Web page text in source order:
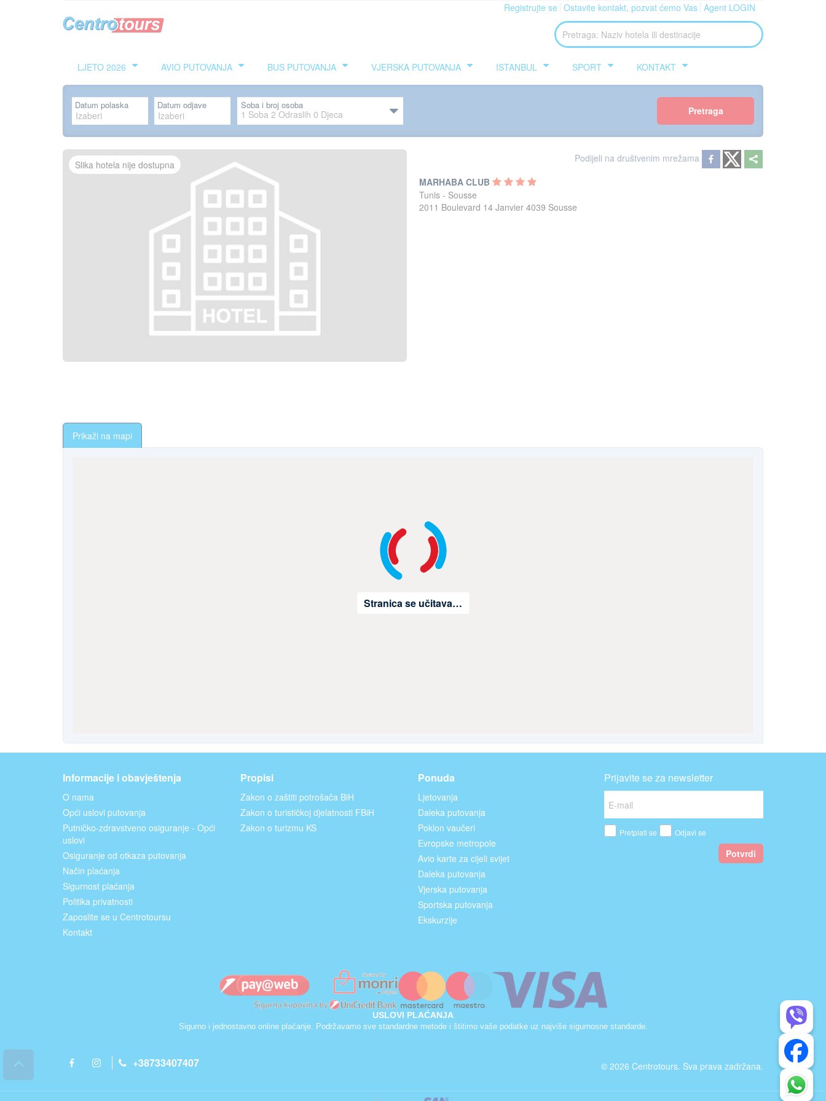
Registrujte se Ostavite kontakt, pozvat ćemo Vas Agent LOGIN
LJETO 2026 AVIO PUTOVANJA BUS PUTOVANJA VJERSKA PUTOVANJA ISTANBUL SPORT KONTAKT
Datum polaska Datum odjave Soba i broj osoba
1 Soba 2 Odraslih 0 Djeca Pretraga
Slika hotela nije dostupna
Podijeli na društvenim mrežama
MARHABA CLUB
Tunis - Sousse
2011 Boulevard 14 Janvier 4039 Sousse
Prikaži na mapi
Prijavite se za newsletter
Pretplati se Odjavi se
Potvrdi
Informacije i obavještenja
O nama
Opći uslovi putovanja
Putničko-zdravstveno osiguranje - Opći
uslovi
Osiguranje od otkaza putovanja
Način plaćanja
Sigurnost plaćanja
Politika privatnosti
Zaposlite se u Centrotoursu
Kontakt
Propisi
Zakon o zaštiti potrošača BiH
Zakon o turističkoj djelatnosti FBiH
Zakon o turizmu KS
Ponuda
Ljetovanja
Daleka putovanja
Poklon vaučeri
Evropske metropole
Avio karte za cijeli svijet
Daleka putovanja
Vjerska putovanja
Sportska putovanja
Ekskurzije
USLOVI PLAĆANJA
Sigurno i jednostavno online plaćanje. Podržavamo sve standardne metode i štitimo vaše podatke uz najviše sigurnosne standarde.
+38733407407 © 2026 Centrotours. Sva prava zadržana.
Stranica se učitava…